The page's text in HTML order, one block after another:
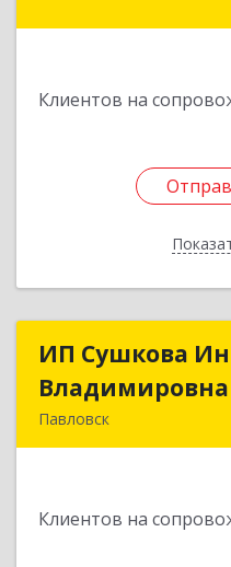
Клиентов на
ИП Сушкова
Владимировна
Павловск
Клиентов на